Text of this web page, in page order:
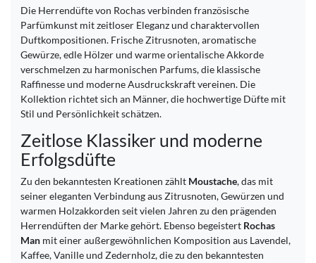
Die Herrendüfte von Rochas verbinden französische
Parfümkunst mit zeitloser Eleganz und charaktervollen
Duftkompositionen. Frische Zitrusnoten, aromatische
Gewürze, edle Hölzer und warme orientalische Akkorde
verschmelzen zu harmonischen Parfums, die klassische
Raffinesse und moderne Ausdruckskraft vereinen. Die
Kollektion richtet sich an Männer, die hochwertige Düfte mit
Stil und Persönlichkeit schätzen.
Zeitlose Klassiker und moderne
Erfolgsdüfte
Zu den bekanntesten Kreationen zählt Moustache, das mit
seiner eleganten Verbindung aus Zitrusnoten, Gewürzen und
warmen Holzakkorden seit vielen Jahren zu den prägenden
Herrendüften der Marke gehört. Ebenso begeistert Rochas
Man mit einer außergewöhnlichen Komposition aus Lavendel,
Kaffee, Vanille und Zedernholz, die zu den bekanntesten